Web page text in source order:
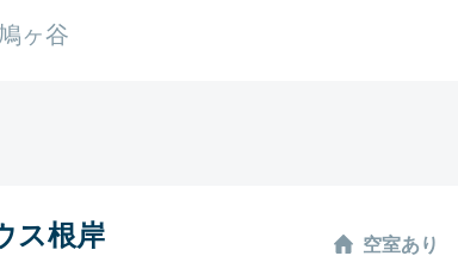
ヶ谷
ス根岸 空室あり